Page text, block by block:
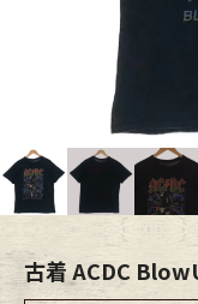
Bottoms
レディ
古着 ACDC